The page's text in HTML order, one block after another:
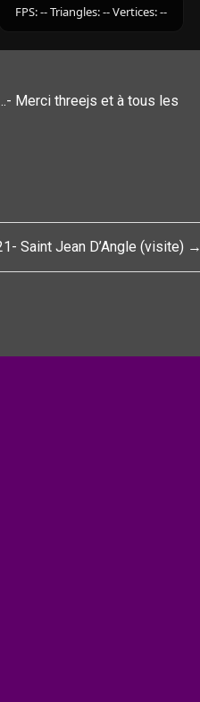
..- Merci threejs et à tous les
Saint Jean D’Angle (visite) →